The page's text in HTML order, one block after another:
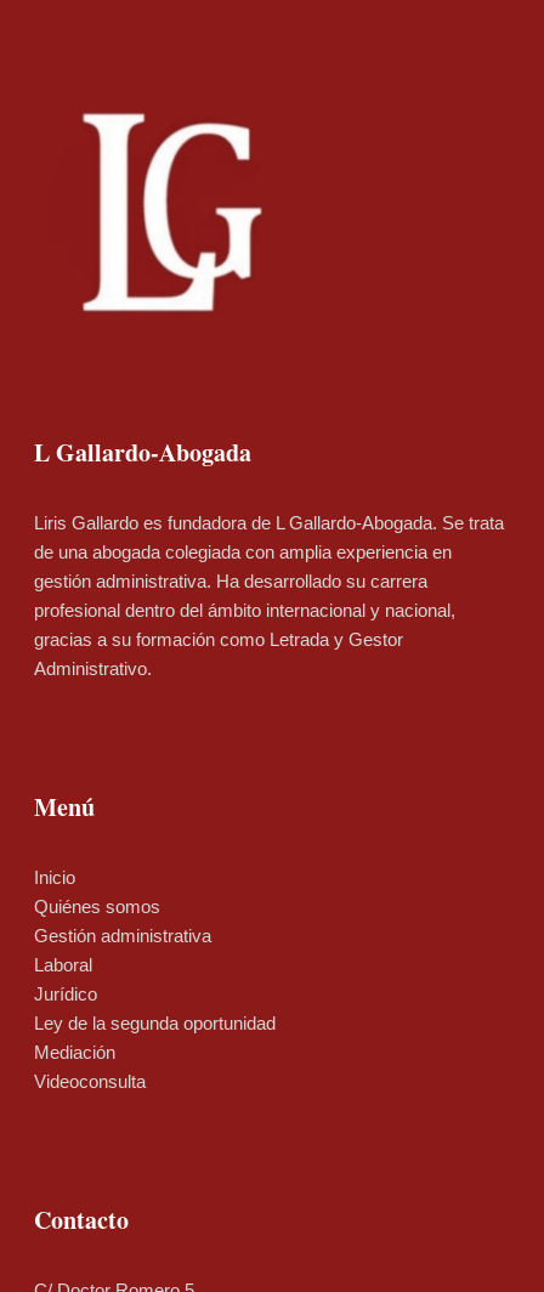
L Gallardo-Abogada
Liris Gallardo es fundadora de L Gallardo-Abogada. Se trata
de una abogada colegiada con amplia experiencia en
gestión administrativa. Ha desarrollado su carrera
profesional dentro del ámbito internacional y nacional,
gracias a su formación como Letrada y Gestor
Administrativo.
Menú
Inicio
Quiénes somos
Gestión administrativa
Laboral
Jurídico
Ley de la segunda oportunidad
Mediación
Videoconsulta
Contacto